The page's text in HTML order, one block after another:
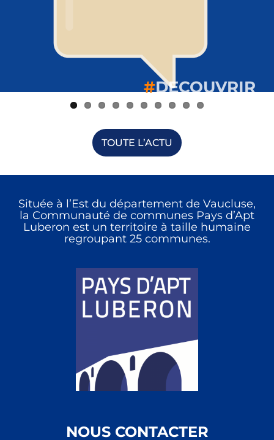
#DECOUVRIR
#DECOUVRIR
#DECOUVRIR
#DECOUVRIR
#DECOUVRIR
#DECOUVRIR
#DECOUVRIR
#DECOUVRIR
#DECOUVRIR
#DECOUVRIR
TOUTE L’ACTU
Située à l’Est du département de Vaucluse,
la Communauté de communes Pays d’Apt
Luberon est un territoire à taille humaine
regroupant 25 communes.
NOUS CONTACTER